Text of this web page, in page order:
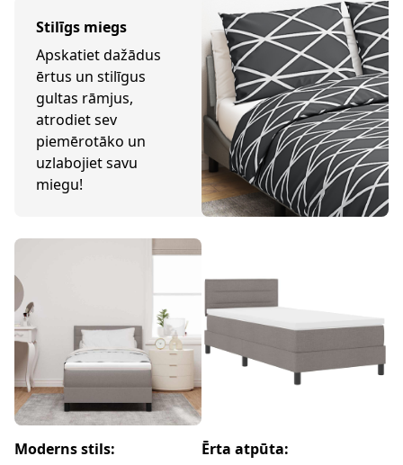
Stilīgs miegs
Apskatiet dažādus
ērtus un stilīgus
gultas rāmjus,
atrodiet sev
piemērotāko un
uzlabojiet savu
miegu!
Moderns stils:
Ērta atpūta: